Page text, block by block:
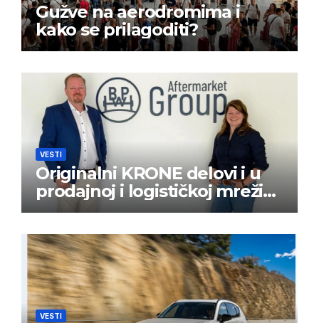
Gužve na aerodromima i
kako se prilagoditi?
VESTI
Originalni KRONE delovi i u
prodajnoj i logističkoj mreži
BPW Aftermarket grupe
VESTI